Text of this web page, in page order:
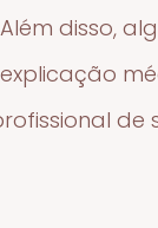
disso,